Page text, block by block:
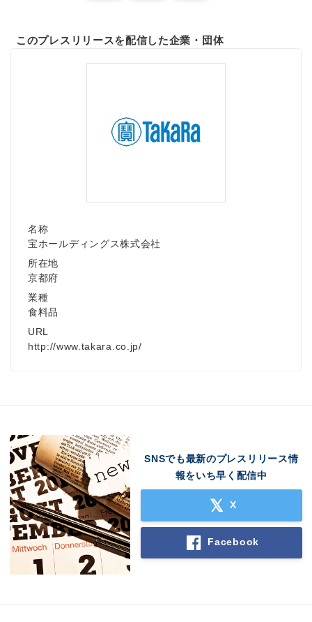
このプレスリリースを配信した企業・団体
名称
宝ホールディングス株式会社
所在地
京都府
業種
食料品
URL
http://www.takara.co.jp/
SNSでも最新のプレスリリース情
報をいち早く配信中
X
Facebook